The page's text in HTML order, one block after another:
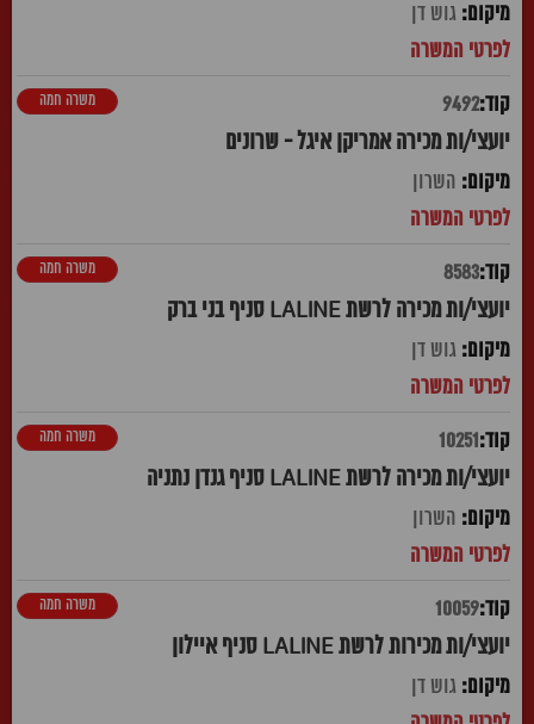
גוש דן
9492
יועצי/ות מכירה אמריקן איגל - שרונים
משרה חמה
השרון
8583
יועצי/ות מכירה לרשת LALINE סניף בני ברק
משרה חמה
גוש דן
10251
יועצי/ות מכירה לרשת LALINE סניף גנדן נתניה
משרה חמה
השרון
10059
יועצי/ות מכירות לרשת LALINE סניף איילון
משרה חמה
גוש דן